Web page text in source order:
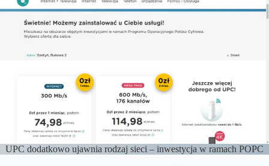
UPC dodatkowo ujawnia rodzaj sieci – inwestycja w ramach POPC